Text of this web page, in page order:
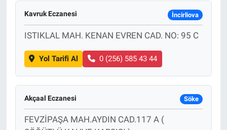
Kavruk Eczanesi İncirliova
ISTIKLAL MAH. KENAN EVREN CAD. NO: 95 C
Yol Tarifi Al 0 (256) 585 43 44
Akçaal Eczanesi Söke
FEVZİPAŞA MAH.AYDIN CAD.117 A (